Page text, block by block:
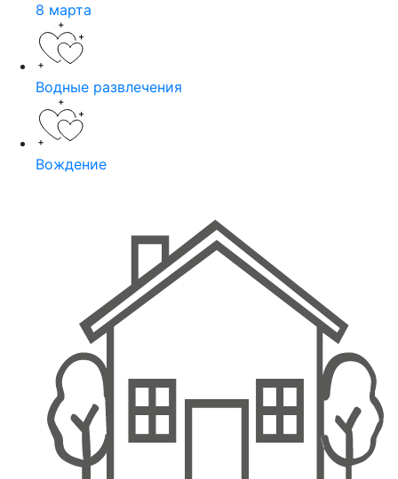
8 марта
Водные развлечения
Вождение